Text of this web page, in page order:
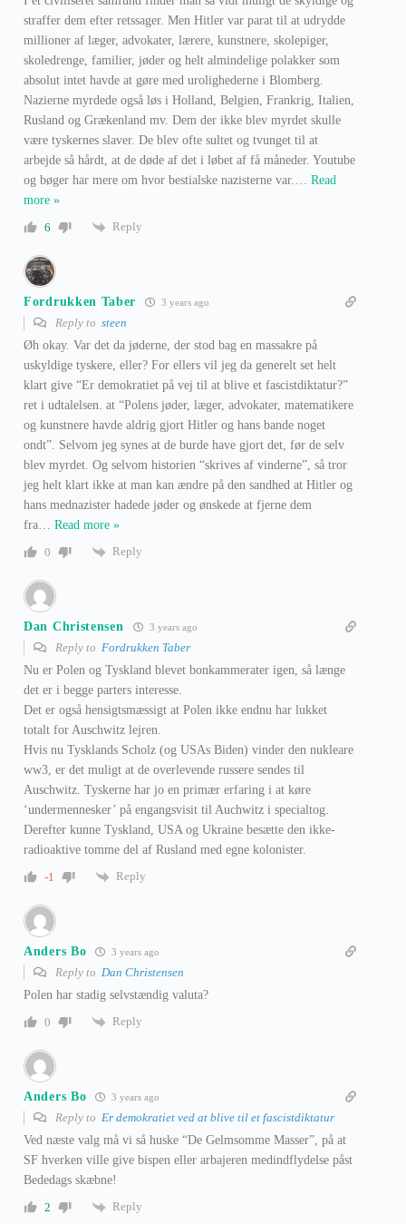
straffer dem efter retssager. Men Hitler var parat til at udrydde
millioner af læger, advokater, lærere, kunstnere, skolepiger,
skoledrenge, familier, jøder og helt almindelige polakker som
absolut intet havde at gøre med urolighederne i Blomberg.
Nazierne myrdede også løs i Holland, Belgien, Frankrig, Italien,
Rusland og Grækenland mv. Dem der ikke blev myrdet skulle
være tyskernes slaver. De blev ofte sultet og tvunget til at
arbejde så hårdt, at de døde af det i løbet af få måneder. Youtube
og bøger har mere om hvor bestialske nazisterne var.… Read
more »
6
Reply
Fordrukken Taber 3 years ago
Reply to steen
Øh okay. Var det da jøderne, der stod bag en massakre på
uskyldige tyskere, eller? For ellers vil jeg da generelt set helt
klart give “Er demokratiet på vej til at blive et fascistdiktatur?”
ret i udtalelsen. at “Polens jøder, læger, advokater, matematikere
og kunstnere havde aldrig gjort Hitler og hans bande noget
ondt”. Selvom jeg synes at de burde have gjort det, før de selv
blev myrdet. Og selvom historien “skrives af vinderne”, så tror
jeg helt klart ikke at man kan ændre på den sandhed at Hitler og
hans mednazister hadede jøder og ønskede at fjerne dem
fra… Read more »
0
Reply
Dan Christensen 3 years ago
Reply to Fordrukken Taber
Nu er Polen og Tyskland blevet bonkammerater igen, så længe
det er i begge parters interesse.
Det er også hensigtsmæssigt at Polen ikke endnu har lukket
totalt for Auschwitz lejren.
Hvis nu Tysklands Scholz (og USAs Biden) vinder den nukleare
ww3, er det muligt at de overlevende russere sendes til
Auschwitz. Tyskerne har jo en primær erfaring i at køre
‘undermennesker’ på engangsvisit til Auchwitz i specialtog.
Derefter kunne Tyskland, USA og Ukraine besætte den ikke-
radioaktive tomme del af Rusland med egne kolonister.
-1
Reply
Anders Bo 3 years ago
Reply to Dan Christensen
Polen har stadig selvstændig valuta?
0
Reply
Anders Bo 3 years ago
Reply to Er demokratiet ved at blive til et fascistdiktatur
Ved næste valg må vi så huske “De Gelmsomme Masser”, på at
SF hverken ville give bispen eller arbajeren medindflydelse påst
Bededags skæbne!
2
Reply